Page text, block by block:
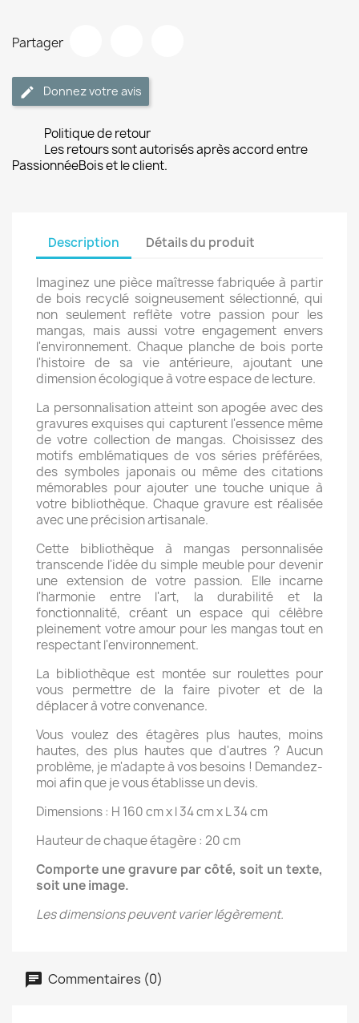
Partager
Donnez votre avis
Politique de retour
Les retours sont autorisés après accord entre
PassionnéeBois et le client.
Description Détails du produit
Imaginez une pièce maîtresse fabriquée à partir
de bois recyclé soigneusement sélectionné, qui
non seulement reflète votre passion pour les
mangas, mais aussi votre engagement envers
l'environnement. Chaque planche de bois porte
l'histoire de sa vie antérieure, ajoutant une
dimension écologique à votre espace de lecture.
La personnalisation atteint son apogée avec des
gravures exquises qui capturent l'essence même
de votre collection de mangas. Choisissez des
motifs emblématiques de vos séries préférées,
des symboles japonais ou même des citations
mémorables pour ajouter une touche unique à
votre bibliothèque. Chaque gravure est réalisée
avec une précision artisanale.
Cette bibliothèque à mangas personnalisée
transcende l'idée du simple meuble pour devenir
une extension de votre passion. Elle incarne
l'harmonie entre l'art, la durabilité et la
fonctionnalité, créant un espace qui célèbre
pleinement votre amour pour les mangas tout en
respectant l'environnement.
La bibliothèque est montée sur roulettes pour
vous permettre de la faire pivoter et de la
déplacer à votre convenance.
Vous voulez des étagères plus hautes, moins
hautes, des plus hautes que d'autres ? Aucun
problème, je m'adapte à vos besoins ! Demandez-
moi afin que je vous établisse un devis.
Dimensions : H 160 cm x l 34 cm x L 34 cm
Hauteur de chaque étagère : 20 cm
Comporte une gravure par côté, soit un texte,
soit une image.
Les dimensions peuvent varier légèrement.
Commentaires (0)